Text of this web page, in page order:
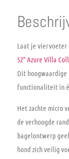
Laat je
52″ Azure Villa
Dit
functionaliteit in
Het zachte micro
de verhoogde
bagelontwerp
hond zich veilig